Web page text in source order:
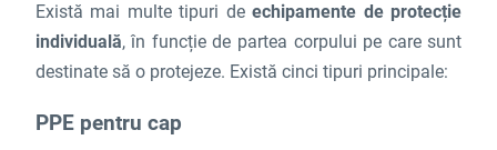
Există mai multe tipuri deechipamente de protecție
individuală, în funcție de partea corpului pe care sunt
destinate să o protejeze. Există cinci tipuri principale:
PPE pentru cap